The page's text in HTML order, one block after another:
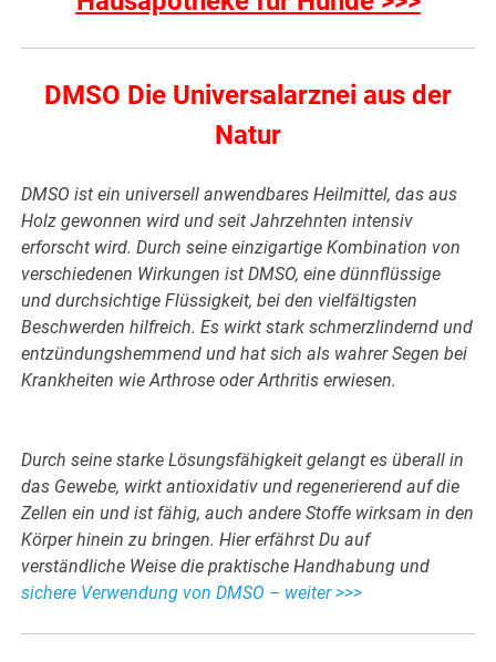
DMSO Die Universalarznei aus der
Natur
DMSO ist ein universell anwendbares Heilmittel, das aus
Holz gewonnen wird und seit Jahrzehnten intensiv
erforscht wird. Durch seine einzigartige Kombination von
verschiedenen Wirkungen ist DMSO, eine dünnflüssige
und durchsichtige Flüssigkeit, bei den vielfältigsten
Beschwerden hilfreich. Es wirkt stark schmerzlindernd und
entzündungshemmend und hat sich als wahrer Segen bei
Krankheiten wie Arthrose oder Arthritis erwiesen.
Durch seine starke Lösungsfähigkeit gelangt es überall in
das Gewebe, wirkt antioxidativ und regenerierend auf die
Zellen ein und ist fähig, auch andere Stoffe wirksam in den
Körper hinein zu bringen. Hier erfährst Du auf
verständliche Weise die praktische Handhabung und
sichere Verwendung von DMSO – weiter >>>